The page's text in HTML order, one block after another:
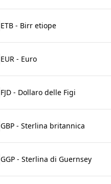
ETB - Birr etiope
EUR - Euro
FJD - Dollaro delle Figi
GBP - Sterlina britannica
GGP - Sterlina di Guernsey